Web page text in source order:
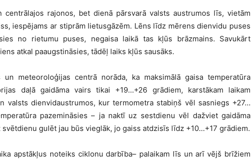
centrālajos rajonos, bet dienā pārsvarā valsts austrumos līs, vietām
iespējams ar stiprām lietusgāzēm. Lēns līdz mērens dienvidu puses
no rietumu puses, negaisa laikā tas kļūs brāzmains. Savukārt
atkal paaugstināsies, tādēļ laiks kļūs sausāks.
un meteoroloģijas centrā norāda, ka maksimālā gaisa temperatūra
daļā gaidāma vairs tikai +19…+26 grādiem, karstākam laikam
valsts dienvidaustrumos, kur termometra stabiņš vēl sasniegs +27…
pazemināsies – ja naktī uz sestdienu vēl dažviet gaidāma
gulēt jau būs vieglāk, jo gaiss atdzisīs līdz +10…+17 grādiem.
apstākļus noteiks ciklonu darbība– palaikam līs un arī vējš brīžiem